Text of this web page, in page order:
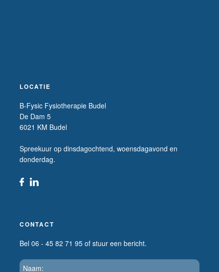
LOCATIE
B-Fysic Fysiotherapie Budel
De Dam 5
6021 KM Budel
Spreekuur op dinsdagochtend, woensdagavond en
donderdag.
CONTACT
Bel 06 - 45 82 71 95 of stuur een bericht.